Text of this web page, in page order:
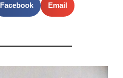
Facebook Email